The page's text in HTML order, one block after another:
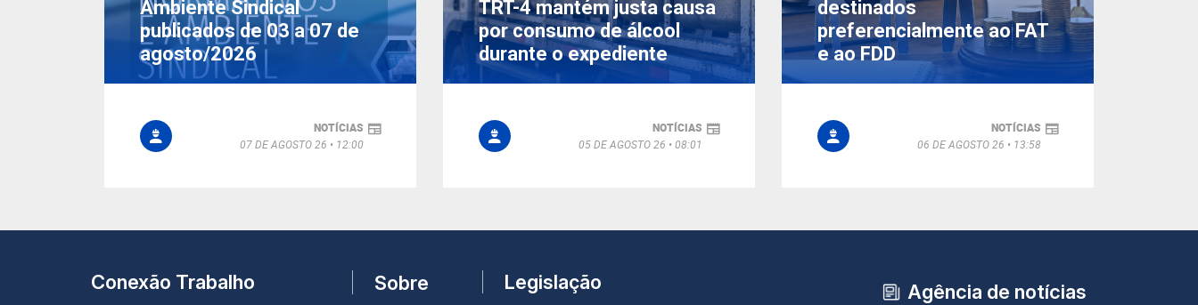
Ambiente Sindical
publicados de 03 a 07 de
agosto/2026
NOTÍCIAS
07 DE AGOSTO 26
12:00
TRT-4 mantém justa causa
por consumo de álcool
durante o expediente
NOTÍCIAS
05 DE AGOSTO 26
08:01
destinados
preferencialmente ao FAT
e ao FDD
NOTÍCIAS
06 DE AGOSTO 26
13:58
Conexão Trabalho Sobre Legislação
Agência de notícias